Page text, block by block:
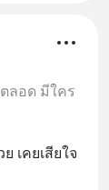
ลอด มีใคร
เคยเสียใจ